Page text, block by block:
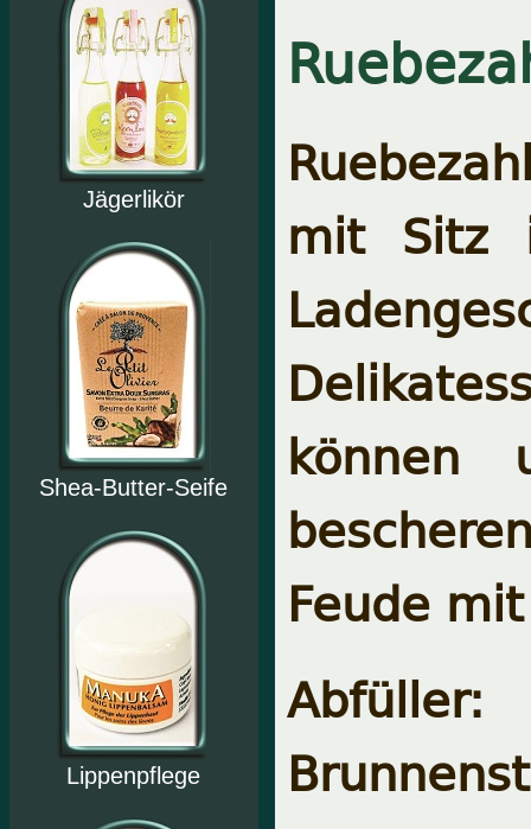
Jägerlikör
Shea-Butter-Seife
Lippenpflege
mit Sitz
können
Feude
Abfüller: